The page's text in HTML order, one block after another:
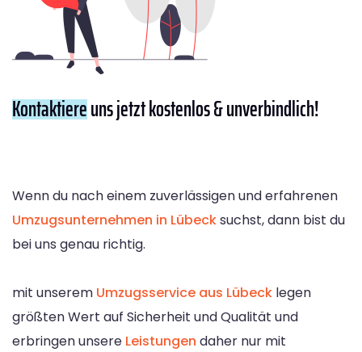
Kontaktiereuns jetzt kostenlos & unverbindlich!
Wenn du nach einem zuverlässigen und erfahrenen
Umzugsunternehmen in Lübecksuchst, dann bist du
bei uns genau richtig.
mit unserem Umzugsservice aus Lübeck legen
größten Wert auf Sicherheit und Qualität und
erbringen unsere Leistungen daher nur mit